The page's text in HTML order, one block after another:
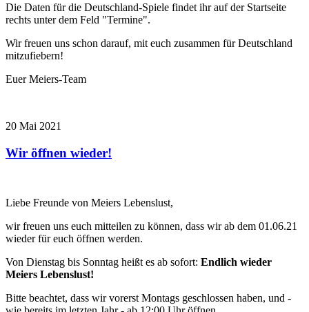
Die Daten für die Deutschland-Spiele findet ihr auf der Startseite
rechts unter dem Feld "Termine".
Wir freuen uns schon darauf, mit euch zusammen für Deutschland
mitzufiebern!
Euer Meiers-Team
20 Mai 2021
Wir öffnen wieder!
Liebe Freunde von Meiers Lebenslust,
wir freuen uns euch mitteilen zu können, dass wir ab dem 01.06.21
wieder für euch öffnen werden.
Von Dienstag bis Sonntag heißt es ab sofort: Endlich wieder
Meiers Lebenslust!
Bitte beachtet, dass wir vorerst Montags geschlossen haben, und -